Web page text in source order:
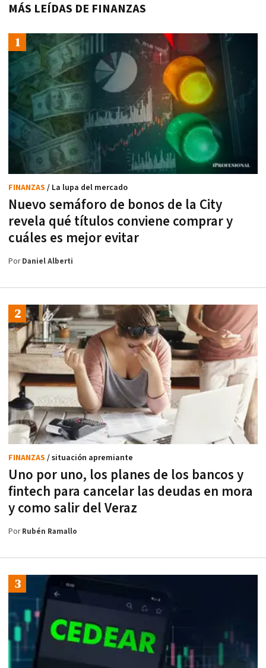
MÁS LEÍDAS DE FINANZAS
Nuevo semáforo de bonos de la City
revela qué títulos conviene comprar y
cuáles es mejor evitar
FINANZAS / La lupa del mercado
PorDaniel Alberti
Uno por uno, los planes de los bancos y
fintech para cancelar las deudas en mora
y como salir del Veraz
FINANZAS / situación apremiante
PorRubén Ramallo